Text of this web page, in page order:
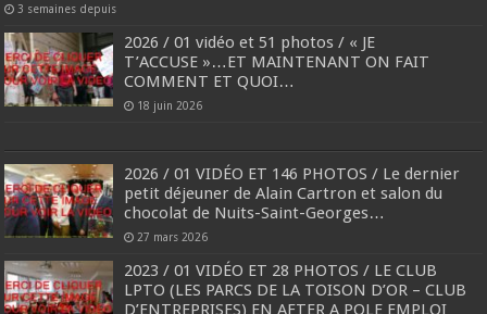
3 semaines depuis
2026 / 01 vidéo et 51 photos / « JE
T’ACCUSE »…ET MAINTENANT ON FAIT
COMMENT ET QUOI…
18 juin 2026
2026 / 01 VIDÉO ET 146 PHOTOS / Le dernier
petit déjeuner de Alain Cartron et salon du
chocolat de Nuits-Saint-Georges…
27 mars 2026
2023 / 01 VIDÉO ET 28 PHOTOS / LE CLUB
LPTO (LES PARCS DE LA TOISON D’OR – CLUB
D’ENTREPRISES) EN AFTER A POLE EMPLOI